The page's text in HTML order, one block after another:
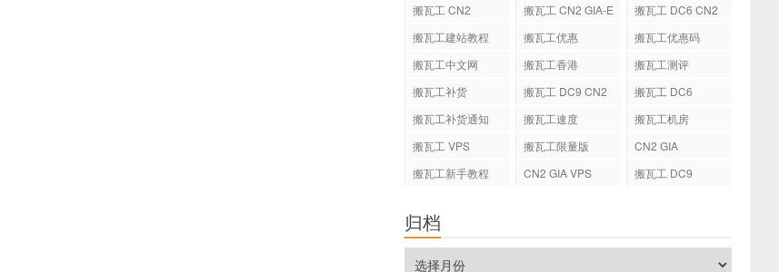
搬瓦工 CN2
搬瓦工 CN2 GIA-E
搬瓦工 DC6 CN2
搬瓦工建站教程 搬瓦工优惠
搬瓦工优惠码
搬瓦工中文网
搬瓦工香港
搬瓦工测评
搬瓦工补货
搬瓦工 DC9 CN2
搬瓦工 DC6
搬瓦工补货通知
搬瓦工速度
搬瓦工机房
搬瓦工 VPS
搬瓦工限量版
CN2 GIA
搬瓦工新手教程
CN2 GIA VPS 搬瓦工 DC9
归档